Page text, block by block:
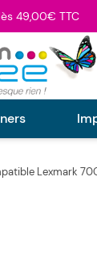
49,00€ TTC
Lexmark
fullscreen